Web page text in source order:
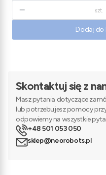
szt.
Dodaj do
Skontaktuj się z
Masz pytania dotyczące
lub potrzebujesz pomocy
odpowiemy na wszystkie
+48 501 053 050
sklep@neorobots.pl